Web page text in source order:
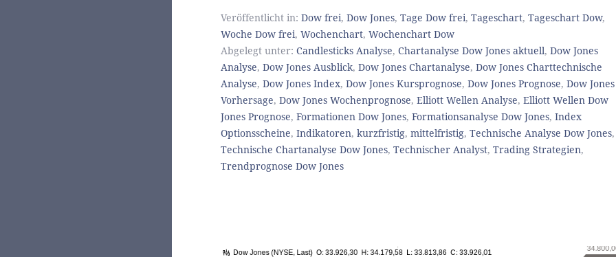
Veröffentlicht in: Dow frei, Dow Jones, Tage Dow frei, Tageschart, Tageschart Dow,
Woche Dow frei, Wochenchart, Wochenchart Dow
Abgelegt unter: Candlesticks Analyse, Chartanalyse Dow Jones aktuell, Dow Jones
Analyse, Dow Jones Ausblick, Dow Jones Chartanalyse, Dow Jones Charttechnische
Analyse, Dow Jones Index, Dow Jones Kursprognose, Dow Jones Prognose, Dow Jones
Vorhersage, Dow Jones Wochenprognose, Elliott Wellen Analyse, Elliott Wellen Dow
Jones Prognose, Formationen Dow Jones, Formationsanalyse Dow Jones, Index
Optionsscheine, Indikatoren, kurzfristig, mittelfristig, Technische Analyse Dow Jones,
Technische Chartanalyse Dow Jones, Technischer Analyst, Trading Strategien,
Trendprognose Dow Jones